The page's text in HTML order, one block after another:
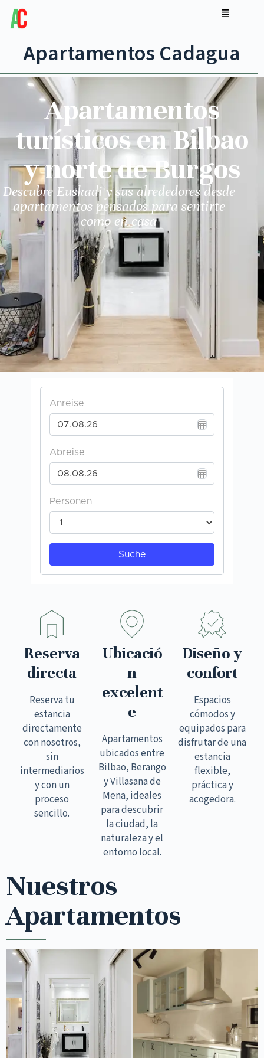
Apartamentos Cadagua
Apartamentos
turísticos en Bilbao
y norte de Burgos
Descubre Euskadi y sus alrededores desde
apartamentos pensados para sentirte
como en casa
Reserva
directa
Reserva tu
estancia
directamente
con nosotros,
sin
intermediarios
y con un
proceso
sencillo.
Ubicació
n
excelent
e
Apartamentos
ubicados entre
Bilbao, Berango
y Villasana de
Mena, ideales
para descubrir
la ciudad, la
naturaleza y el
entorno local.
Diseño y
confort
Espacios
cómodos y
equipados para
disfrutar de una
estancia
flexible,
práctica y
acogedora.
Nuestros
Apartamentos